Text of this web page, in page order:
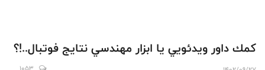
كمك داور ويدئويي يا ابزار مهندسي نتايج فوتبال..!؟